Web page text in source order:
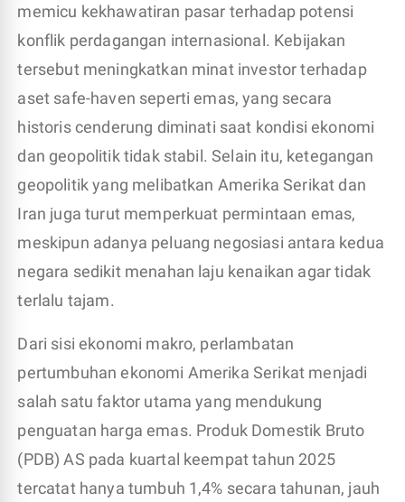
memicu kekhawatiran pasar terhadap potensi
konflik perdagangan internasional. Kebijakan
tersebut meningkatkan minat investor terhadap
aset safe-haven seperti emas, yang secara
historis cenderung diminati saat kondisi ekonomi
dan geopolitik tidak stabil. Selain itu, ketegangan
geopolitik yang melibatkan Amerika Serikat dan
Iran juga turut memperkuat permintaan emas,
meskipun adanya peluang negosiasi antara kedua
negara sedikit menahan laju kenaikan agar tidak
terlalu tajam.
Dari sisi ekonomi makro, perlambatan
pertumbuhan ekonomi Amerika Serikat menjadi
salah satu faktor utama yang mendukung
penguatan harga emas. Produk Domestik Bruto
(PDB) AS pada kuartal keempat tahun 2025
tercatat hanya tumbuh 1,4% secara tahunan, jauh